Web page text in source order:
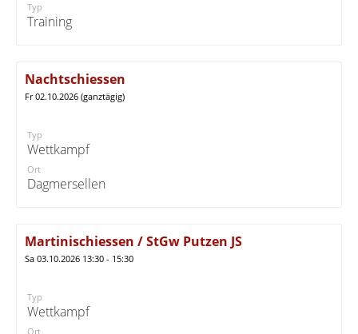
Typ
Training
Nachtschiessen
Fr 02.10.2026 (ganztägig)
Typ
Wettkampf
Ort
Dagmersellen
Martinischiessen / StGw Putzen JS
Sa 03.10.2026 13:30 - 15:30
Typ
Wettkampf
Ort